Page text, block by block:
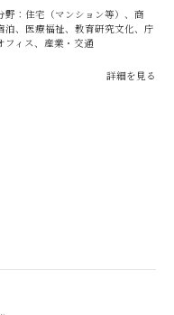
野：住宅（マンション等）、商
泊、医療福祉、教育研究文化、庁
フィス、産業・交通
詳細を見る